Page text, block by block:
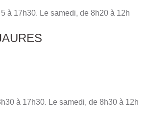
à 17h30. Le samedi, de 8h20 à 12h
à 17h30. Le samedi, de 8h30 à 12h